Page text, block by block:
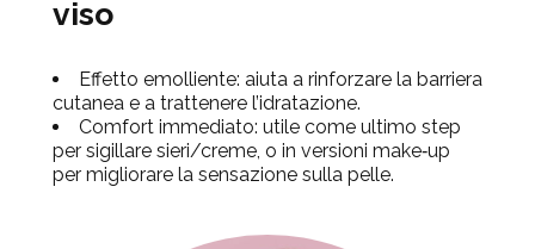
viso
Effetto emolliente: aiuta a rinforzare la barriera
cutanea e a trattenere l’idratazione.
Comfort immediato: utile come ultimo step
per sigillare sieri/creme, o in versioni make‑up
per migliorare la sensazione sulla pelle.